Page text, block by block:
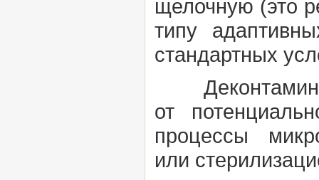
щелочную (это
типу
стандартных
от
процессы
или